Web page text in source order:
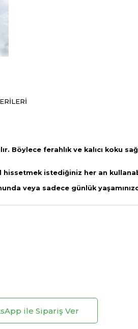
Böylece ferahlık ve kalıcı koku
hissetmek istediğiniz her an
veya sadece günlük
ile Sipariş Ver